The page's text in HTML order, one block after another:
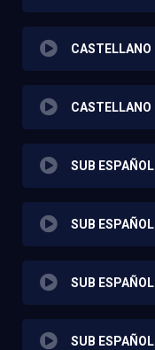
CASTELLANO
CASTELLANO
SUB ESPAÑOL
SUB ESPAÑOL
SUB ESPAÑOL
SUB ESPAÑOL